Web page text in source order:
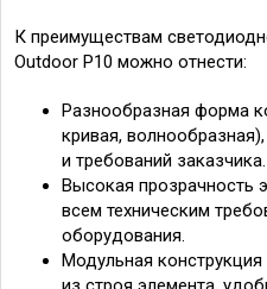
К преимуществам
Outdoor Р10 можно отнести:
Разнообразная форма
кривая,
и требований заказчика.
Высокая прозрачность
всем техническим
оборудования.
Модульная